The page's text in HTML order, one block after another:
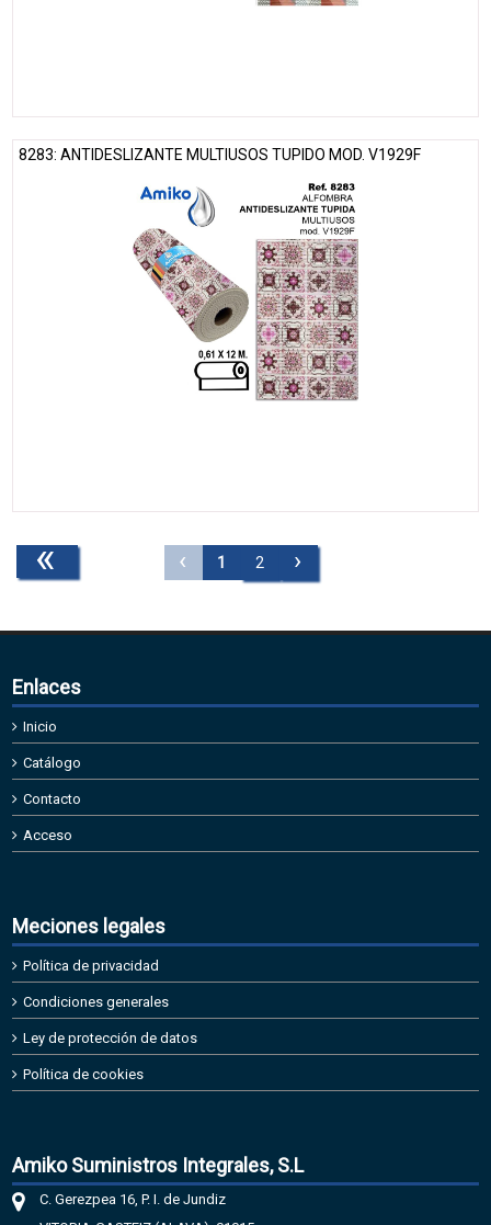
8283: ANTIDESLIZANTE MULTIUSOS TUPIDO MOD. V1929F
« ‹ 1 2 ›
Enlaces
Inicio
Catálogo
Contacto
Acceso
Meciones legales
Política de privacidad
Condiciones generales
Ley de protección de datos
Política de cookies
Amiko Suministros Integrales, S.L
C. Gerezpea 16, P. I. de Jundiz